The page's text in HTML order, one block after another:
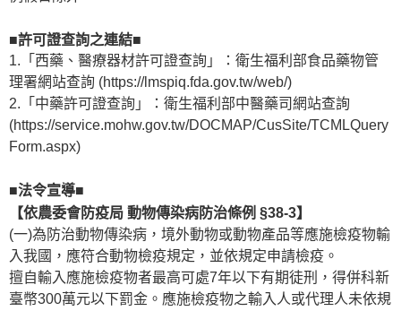
■許可證查詢之連結■
1.「西藥、醫療器材許可證查詢」：衛生福利部食品藥物管
理署網站查詢 (https://lmspiq.fda.gov.tw/web/)
2.「中藥許可證查詢」：衛生福利部中醫藥司網站查詢
(https://service.mohw.gov.tw/DOCMAP/CusSite/TCMLQuery
Form.aspx)
■法令宣導■
【依農委會防疫局 動物傳染病防治條例 §38-3】
(一)為防治動物傳染病，境外動物或動物產品等應施檢疫物輸
入我國，應符合動物檢疫規定，並依規定申請檢疫。
擅自輸入應施檢疫物者最高可處7年以下有期徒刑，得併科新
臺幣300萬元以下罰金。應施檢疫物之輸入人或代理人未依規